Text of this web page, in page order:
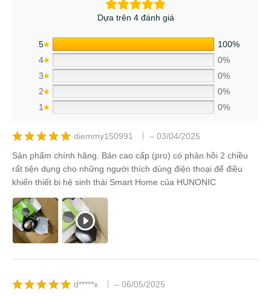
Dựa trên 4 đánh giá
5
100%
4
0%
3
0%
2
0%
1
0%
Được xếp
hạng55
sao
diemmy150991 – 03/04/2025
Sản phẩm chính hãng. Bản cao cấp (pro) có phản hồi 2 chiều
rất tiện dụng cho những người thích dùng điện thoại để điều
khiển thiết bị hệ sinh thái Smart Home của HUNONIC
d*****x – 06/05/2025